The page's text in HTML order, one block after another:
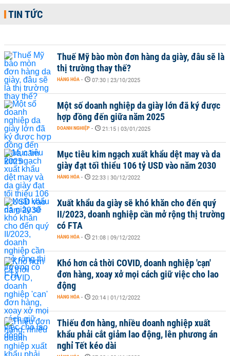
TIN TỨC
Thuế Mỹ bào mòn đơn hàng da giày, đâu sẽ là
thị trường thay thế?
HÀNG HÓA - 07:30 | 23/10/2025
Một số doanh nghiệp da giày lớn đã ký được
hợp đồng đến giữa năm 2025
DOANH NGHIỆP - 21:15 | 03/01/2025
Mục tiêu kim ngạch xuất khẩu dệt may và da
giày đạt tối thiểu 106 tỷ USD vào năm 2030
HÀNG HÓA - 22:33 | 30/12/2022
Xuất khẩu da giày sẽ khó khăn cho đến quý
II/2023, doanh nghiệp cần mở rộng thị trường
có FTA
HÀNG HÓA - 21:08 | 09/12/2022
Khó hơn cả thời COVID, doanh nghiệp 'cạn'
đơn hàng, xoay xở mọi cách giữ việc cho lao
động
HÀNG HÓA - 20:14 | 01/12/2022
Thiếu đơn hàng, nhiều doanh nghiệp xuất
khẩu phải cắt giảm lao động, lên phương án
nghỉ Tết kéo dài